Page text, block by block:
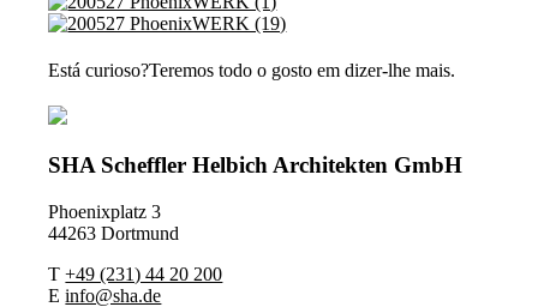
Está curioso?Teremos todo o gosto em dizer-lhe mais.
SHA Scheffler Helbich Architekten GmbH
Phoenixplatz 3
44263 Dortmund
T +49 (231) 44 20 200
E info@sha.de